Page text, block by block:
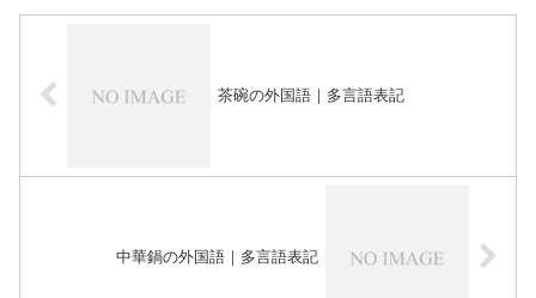
茶碗の外国語｜多言語表記
中華鍋の外国語｜多言語表記